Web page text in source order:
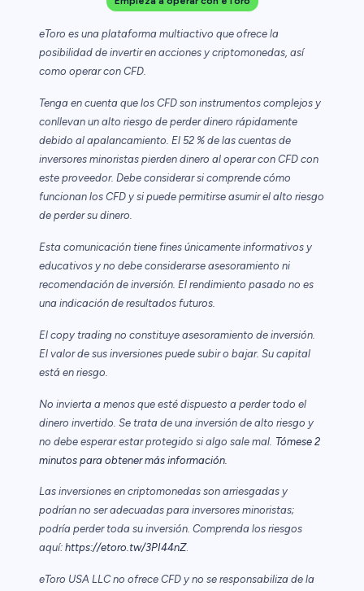
eToro es una plataforma multiactivo que ofrece la
posibilidad de invertir en acciones y criptomonedas, así
como operar con CFD.
Tenga en cuenta que los CFD son instrumentos complejos y
conllevan un alto riesgo de perder dinero rápidamente
debido al apalancamiento. El 52 % de las cuentas de
inversores minoristas pierden dinero al operar con CFD con
este proveedor. Debe considerar si comprende cómo
funcionan los CFD y si puede permitirse asumir el alto riesgo
de perder su dinero.
Esta comunicación tiene fines únicamente informativos y
educativos y no debe considerarse asesoramiento ni
recomendación de inversión. El rendimiento pasado no es
una indicación de resultados futuros.
El copy trading no constituye asesoramiento de inversión.
El valor de sus inversiones puede subir o bajar. Su capital
está en riesgo.
No invierta a menos que esté dispuesto a perder todo el
dinero invertido. Se trata de una inversión de alto riesgo y
no debe esperar estar protegido si algo sale mal. Tómese 2
minutos para obtener más información.
Las inversiones en criptomonedas son arriesgadas y
podrían no ser adecuadas para inversores minoristas;
podría perder toda su inversión. Comprenda los riesgos
aquí: https://etoro.tw/3PI44nZ.
eToro USA LLC no ofrece CFD y no se responsabiliza de la